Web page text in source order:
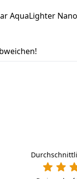
AquaLighter